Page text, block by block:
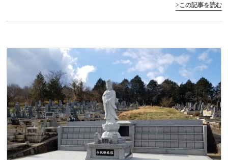
>この記事を読む